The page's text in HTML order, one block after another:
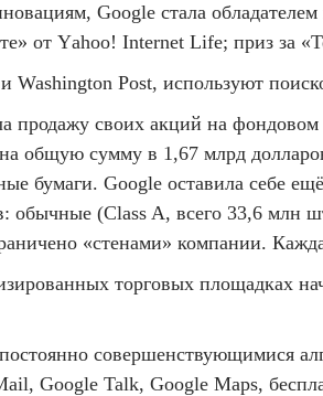
Google стала
от Yаhoo! Internet Life; приз за
Post, используют
продажу своих акций на
общую сумму в 1,67 млрд
бумаги. Google оставила себе
обычные (Class A, всего 33,6 млн
«стенами» компании.
торговых площадках
совершенствующимися
Google Talk, Google Maps,